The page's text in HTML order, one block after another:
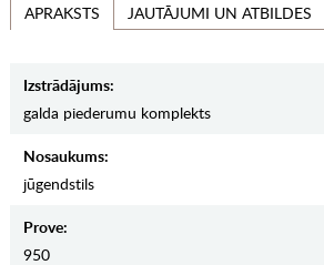
APRAKSTS JAUTĀJUMI UN ATBILDES
Izstrādājums:
galda piederumu komplekts
Nosaukums:
jūgendstils
Prove:
950